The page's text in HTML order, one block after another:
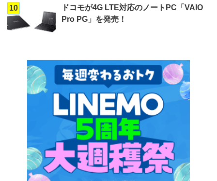
10
ドコモが4G LTE対応のノートPC「VAIO
Pro PG」を発売！